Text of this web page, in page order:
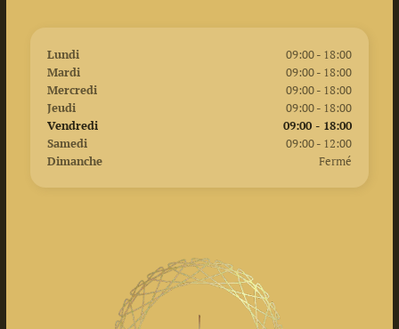
Lundi
09:00 - 18:00
Mardi
09:00 - 18:00
Mercredi
09:00 - 18:00
Jeudi
09:00 - 18:00
Vendredi
09:00 - 18:00
Samedi
09:00 - 12:00
Dimanche
Fermé